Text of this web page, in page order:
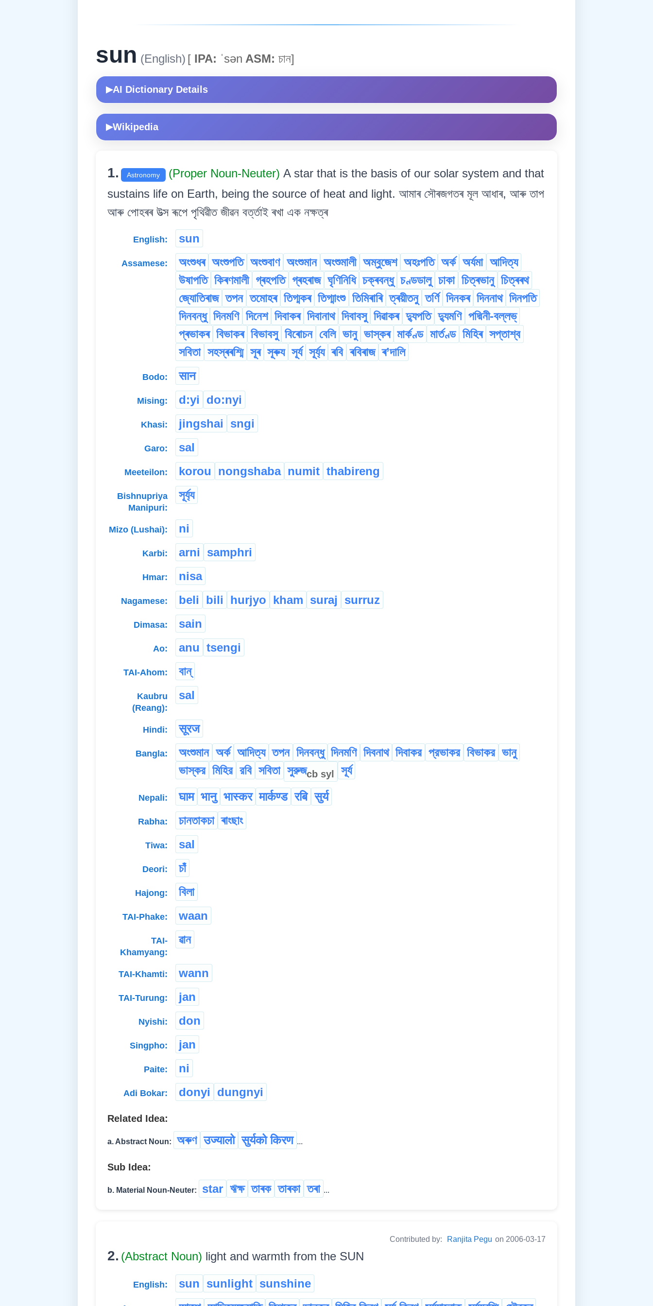
sun (English) [ IPA: ˈsən ASM: চান]
▶AI Dictionary Details
▶Wikipedia
1. Astronomy (Proper Noun-Neuter) A star that is the basis of our solar system and that
sustains life on Earth, being the source of heat and light. আমাৰ সৌৰজগতৰ মূল আধাৰ, আৰু তাপ
আৰু পোহৰৰ উত্স ৰূপে পৃথিৱীত জীৱন বৰ্ত্তাই ৰখা এক নক্ষত্ৰ
English: sun
Assamese: অংশুধৰ অংশুপতি অংশুবাণ অংশুমান অংশুমালী অম্বুজেশ অহঃপতি অৰ্ক অৰ্যমা আদিত্য
উষাপতি কিৰণমালী গ্ৰহপতি গ্ৰহৰাজ ঘৃণিনিধি চক্ৰবন্ধু চণ্ডডালু চাকা চিত্ৰভানু চিত্ৰৰথ
জ্যোতিৰাজ তপন তমোহৰ তিগ্মকৰ তিগ্মাংশু তিমিৰাৰি ত্ৰয়ীতনু তৰ্ণি দিনকৰ দিননাথ দিনপতি
দিনবন্ধু দিনমণি দিনেশ দিবাকৰ দিবানাথ দিবাবসু দিৱাকৰ দ্যুপতি দ্যুমণি পদ্মিনী-বল্লভ্
প্ৰভাকৰ বিভাকৰ বিভাবসু বিৰোচন বেলি ভানু ভাস্কৰ মাৰ্কণ্ড মাৰ্তণ্ড মিহিৰ সপ্তাশ্ব
সবিতা সহস্ৰৰশ্মি সূৰ সূৰুয সূৰ্য সূৰ্য্য ৰবি ৰবিৰাজ ৰ’দালি
Bodo: सान
Mising: d:yi do:nyi
Khasi: jingshai sngi
Garo: sal
Meeteilon: korou nongshaba numit thabireng
Bishnupriya
Manipuri:
সূৰ্য্য
Mizo (Lushai): ni
Karbi: arni samphri
Hmar: nisa
Nagamese: beli bili hurjyo kham suraj surruz
Dimasa: sain
Ao: anu tsengi
TAI-Ahom: বান্
Kaubru
(Reang):
sal
Hindi: सूरज
Bangla: অংশুমান অর্ক আদিত্য তপন দিনবন্ধু দিনমণি দিবনাথ দিবাকর প্রভাকর বিভাকর ভানু
ভাস্কর মিহির রবি সবিতা সুরুজcb syl সূর্য
Nepali: घाम भानु भ‌ास्कर मार्कण्ड रबि सुर्य
Rabha: চানতাকচা ৰাংছাং
Tiwa: sal
Deori: চাঁ
Hajong: বিলা
TAI-Phake: waan
TAI-
Khamyang:
ৱান
TAI-Khamti: wann
TAI-Turung: jan
Nyishi: don
Singpho: jan
Paite: ni
Adi Bokar: donyi dungnyi
Related Idea:
a. Abstract Noun: অৰুণ उज्यालो सुर्यको किरण ...
Sub Idea:
b. Material Noun-Neuter: star ঋক্ষ তাৰক তাৰকা তৰা ...
Contributed by: Ranjita Pegu on 2006-03-17
2. (Abstract Noun) light and warmth from the SUN
English: sun sunlight sunshine